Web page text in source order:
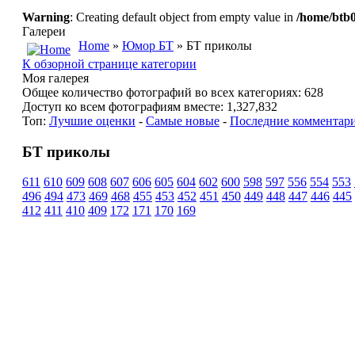
Warning: Creating default object from empty value in /home/
Галереи
Home» Юмор БТ» БТ приколы
К обзорной странице категории
Моя галерея
Общее количество фотографий во всех категориях: 628
Доступ ко всем фотографиям вместе: 1,327,832
Топ: Лучшие оценки - Самые новые- Последние
БТ приколы
611 610 609 608 607 606 605 604 602 600 598 597 556 554 553
496 494 473 469 468 455 453 452 451 450 449 448 447 446 445
412 411 410 409 172 171 170 169